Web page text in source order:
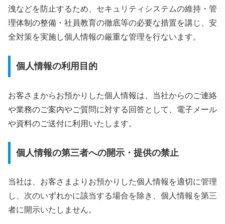
洩などを防止するため、セキュリティシステムの維持・管
理体制の整備・社員教育の徹底等の必要な措置を講じ、安
全対策を実施し個人情報の厳重な管理を行ないます。
個人情報の利用目的
お客さまからお預かりした個人情報は、当社からのご連絡
や業務のご案内やご質問に対する回答として、電子メール
や資料のご送付に利用いたします。
個人情報の第三者への開示・提供の禁止
当社は、お客さまよりお預かりした個人情報を適切に管理
し、次のいずれかに該当する場合を除き、個人情報を第三
者に開示いたしません。